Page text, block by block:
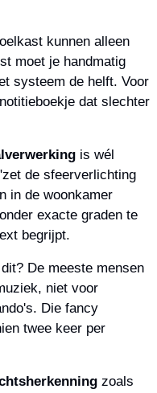
kunnen alleen
moet je handmatig
systeem de helft. Voor
dat slechter
is wél
de sfeerverlichting
in de woonkamer
exacte graden te
begrijpt.
De meeste mensen
niet voor
Die fancy
twee keer per
zoals